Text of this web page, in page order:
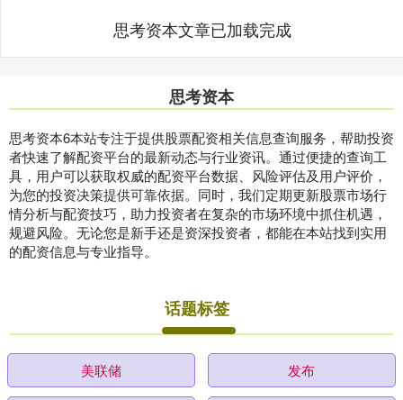
思考资本文章已加载完成
思考资本
思考资本6本站专注于提供股票配资相关信息查询服务，帮助投资
者快速了解配资平台的最新动态与行业资讯。通过便捷的查询工
具，用户可以获取权威的配资平台数据、风险评估及用户评价，
为您的投资决策提供可靠依据。同时，我们定期更新股票市场行
情分析与配资技巧，助力投资者在复杂的市场环境中抓住机遇，
规避风险。无论您是新手还是资深投资者，都能在本站找到实用
的配资信息与专业指导。
话题标签
美联储 发布